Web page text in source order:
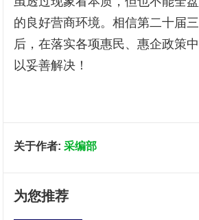
的良好营商环境。相信第二十届
后，在落实各项惠民、惠企政策
以妥善解决！
关于作者:采编部
为您推荐